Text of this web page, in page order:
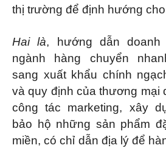
thị trường để định hướng
Hai là, hướng dẫn doanh
ngành hàng chuyển
sang xuất khẩu chính
và quy định của thương mại
công tác marketing, xây
bảo hộ những sản phẩm
miền, có chỉ dẫn địa lý để